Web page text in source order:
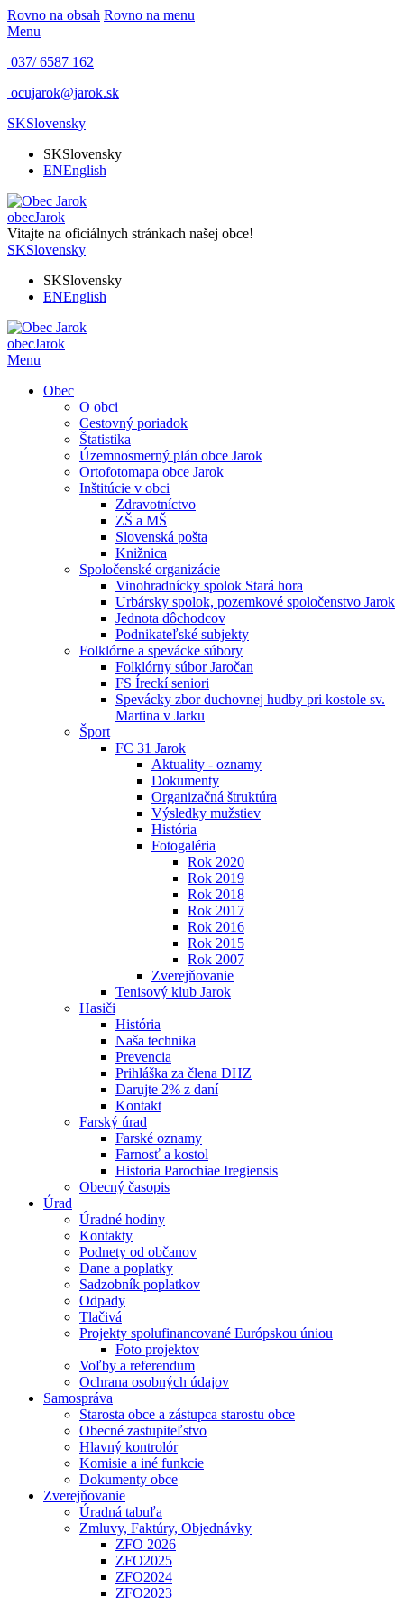
Rovno na obsah Rovno na menu
Menu
037/ 6587 162
ocujarok@jarok.sk
SKSlovensky
SKSlovensky
ENEnglish
obecJarok
Vitajte na oficiálnych stránkach našej obce!
SKSlovensky
SKSlovensky
ENEnglish
obecJarok
Menu
Obec
O obci
Cestovný poriadok
Štatistika
Územnosmerný plán obce Jarok
Ortofotomapa obce Jarok
Inštitúcie v obci
Zdravotníctvo
ZŠ a MŠ
Slovenská pošta
Knižnica
Spoločenské organizácie
Vinohradnícky spolok Stará hora
Urbársky spolok, pozemkové spoločenstvo Jarok
Jednota dôchodcov
Podnikateľské subjekty
Folklórne a spevácke súbory
Folklórny súbor Jaročan
FS Íreckí seniori
Spevácky zbor duchovnej hudby pri kostole sv.
Martina v Jarku
Šport
FC 31 Jarok
Aktuality - oznamy
Dokumenty
Organizačná štruktúra
Výsledky mužstiev
História
Fotogaléria
Rok 2020
Rok 2019
Rok 2018
Rok 2017
Rok 2016
Rok 2015
Rok 2007
Zverejňovanie
Tenisový klub Jarok
Hasiči
História
Naša technika
Prevencia
Prihláška za člena DHZ
Darujte 2% z daní
Kontakt
Farský úrad
Farské oznamy
Farnosť a kostol
Historia Parochiae Iregiensis
Obecný časopis
Úrad
Úradné hodiny
Kontakty
Podnety od občanov
Dane a poplatky
Sadzobník poplatkov
Odpady
Tlačivá
Projekty spolufinancované Európskou úniou
Foto projektov
Voľby a referendum
Ochrana osobných údajov
Samospráva
Starosta obce a zástupca starostu obce
Obecné zastupiteľstvo
Hlavný kontrolór
Komisie a iné funkcie
Dokumenty obce
Zverejňovanie
Úradná tabuľa
Zmluvy, Faktúry, Objednávky
ZFO 2026
ZFO2025
ZFO2024
ZFO2023